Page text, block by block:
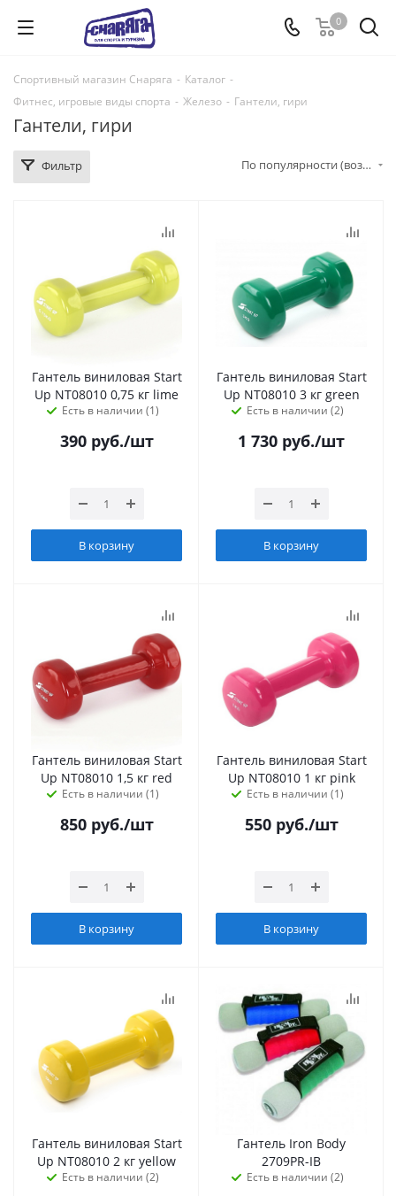
0
Спортивный магазин Снаряга - Каталог -
Фитнес, игровые виды спорта - Железо - Гантели, гири
Гантели, гири
Фильтр По популярности (возрастание)
Гантель виниловая Start
Up NT08010 0,75 кг lime
Есть в наличии (1)
390руб./шт
В корзину
Гантель виниловая Start
Up NT08010 3 кг green
Есть в наличии (2)
1 730 руб./шт
В корзину
Гантель виниловая Start
Up NT08010 1,5 кг red
Есть в наличии (1)
850руб./шт
В корзину
Гантель виниловая Start
Up NT08010 1 кг pink
Есть в наличии (1)
550руб./шт
В корзину
Гантель виниловая Start
Up NT08010 2 кг yellow
Есть в наличии (2)
Гантель Iron Body
2709PR-IB
Есть в наличии (2)